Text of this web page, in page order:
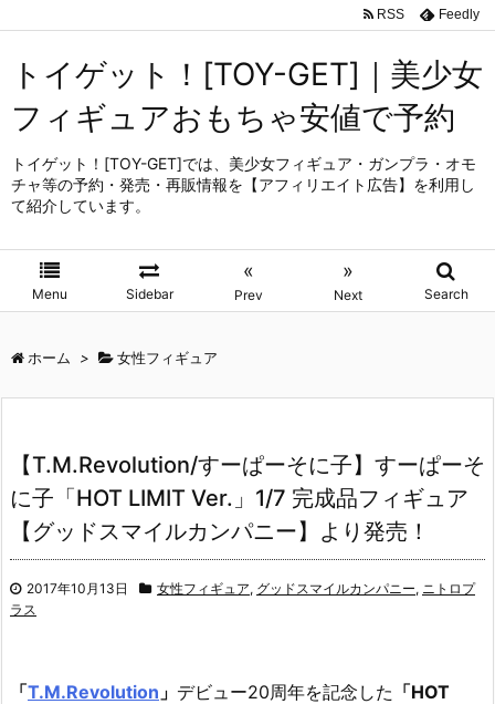
トイゲット！[TOY-GET]｜美少女
フィギュアおもちゃ安値で予約
トイゲット！[TOY-GET]では、美少女フィギュア・ガンプラ・オモ
チャ等の予約・発売・再販情報を【アフィリエイト広告】を利用し
て紹介しています。
Menu Sidebar
«
Prev
»
Next Search
RSS Feedly
ホーム > 女性フィギュア
【T.M.Revolution/すーぱーそに子】すーぱーそ
に子「HOT LIMIT Ver.」1/7 完成品フィギュア
【グッドスマイルカンパニー】より発売！
2017年10月13日 女性フィギュア, グッドスマイルカンパニー, ニトロプ
ラス
「T.M.Revolution 」 デビュー20周年を記念した 「HOT